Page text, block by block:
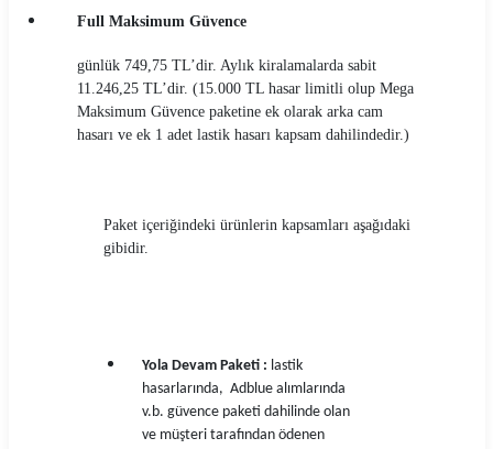
Full Maksimum Güvence
günlük 749,75 TL’dir. Aylık kiralamalarda sabit
11.246,25 TL’dir. (15.000 TL hasar limitli olup Mega
Maksimum Güvence paketine ek olarak arka cam
hasarı ve ek 1 adet lastik hasarı kapsam dahilindedir.)
Paket içeriğindeki ürünlerin kapsamları aşağıdaki
gibidir.
Yola Devam Paketi : lastik
hasarlarında, Adblue alımlarında
v.b. güvence paketi dahilinde olan
ve müşteri tarafından ödenen